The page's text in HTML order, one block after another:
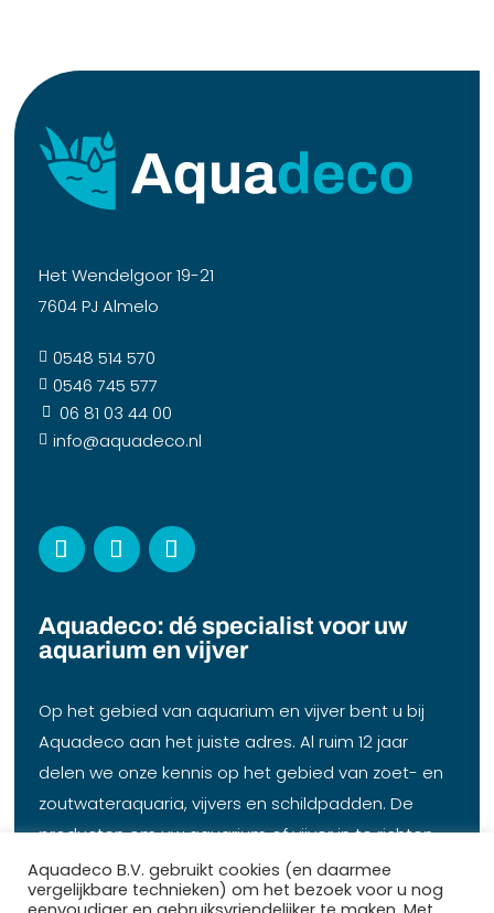
Het Wendelgoor 19-21
7604 PJ Almelo
 0548 514 570
 0546 745 577
 06 81 03 44 00
 info@aquadeco.nl
Aquadeco: dé specialist voor uw
aquarium en vijver
Op het gebied van aquarium en vijver bent u bij
Aquadeco aan het juiste adres. Al ruim 12 jaar
delen we onze kennis op het gebied van zoet- en
zoutwateraquaria, vijvers en schildpadden. De
producten om uw aquarium of vijver in te richten,
op te starten en te onderhouden hebben wij op
voorraad. Daarbij een heel ruim assortiment vissen,
Aquadeco B.V. gebruikt cookies (en daarmee
vergelijkbare technieken) om het bezoek voor u nog